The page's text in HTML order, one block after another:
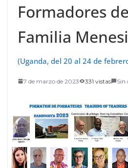
Formadores
Familia
(Uganda, del 20 al 24 de
7 de marzo de 2023 331 vistas Sin